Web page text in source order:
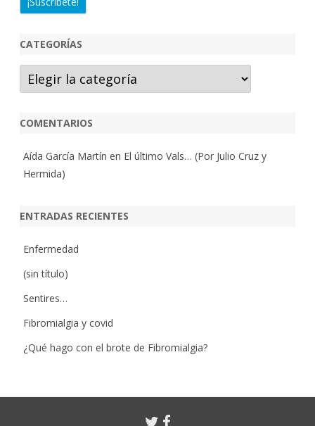
CATEGORÍAS
Categorías
COMENTARIOS
Aída García Martín en El último Vals… (Por Julio Cruz y
Hermida)
ENTRADAS RECIENTES
Enfermedad
(sin título)
Sentires…
Fibromialgia y covid
¿Qué hago con el brote de Fibromialgia?